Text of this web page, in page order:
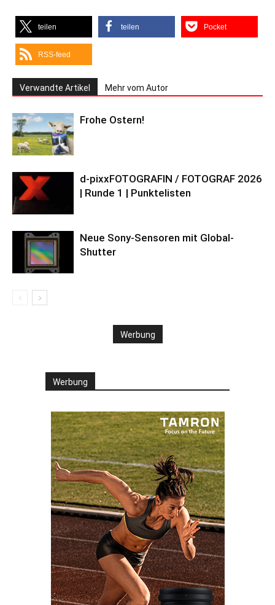
teilen teilen Pocket
RSS-feed
Verwandte Artikel Mehr vom Autor
Frohe Ostern!
d-pixxFOTOGRAFIN / FOTOGRAF 2026
| Runde 1 | Punktelisten
Neue Sony-Sensoren mit Global-
Shutter
Werbung
Werbung